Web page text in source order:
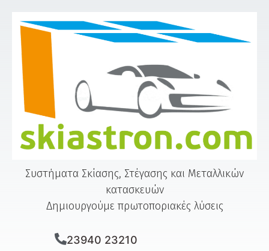
Συστήματα Σκίασης, Στέγασης και Μεταλλικών
κατασκευών
Δημιουργούμε πρωτοποριακές λύσεις
23940 23210